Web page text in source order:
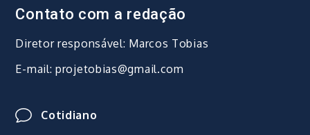
Contato com a redação
Diretor responsável: Marcos Tobias
E-mail: projetobias@gmail.com
Cotidiano